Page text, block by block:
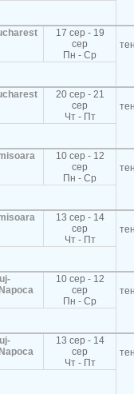
17 сер - 19
сер
Пн - Ср
20 сер - 21
сер
Чт - Пт
10 сер - 12
сер
Пн - Ср
13 сер - 14
сер
Чт - Пт
10 сер - 12
сер
Пн - Ср
13 сер - 14
сер
Чт - Пт